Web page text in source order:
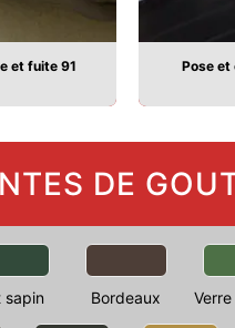
et fuite 91
Pose
DE
sapin Bordeaux